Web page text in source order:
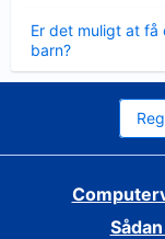
Er det muligt at få
barn?